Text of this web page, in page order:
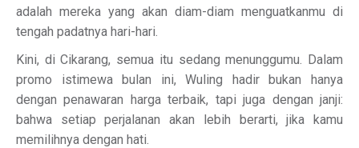
adalah mereka yang akan diam-diam menguatkanmu di
tengah padatnya hari-hari.
Kini, di Cikarang, semua itu sedang menunggumu. Dalam
promo istimewa bulan ini, Wuling hadir bukan hanya
dengan penawaran harga terbaik, tapi juga dengan janji:
bahwa setiap perjalanan akan lebih berarti, jika kamu
memilihnya dengan hati.